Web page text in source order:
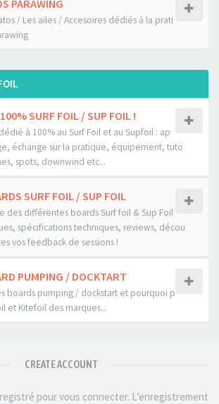
PARAWING
/ Les ailes / Accesoires dédiés à la prati
SURF FOIL / SUP FOIL !
à 100% au Surf Foil et au Supfoil : ap
échange sur la pratique, équipement, tuto
spots, downwind etc...
SURF FOIL / SUP FOIL
des différentes boards Surf foil & Sup Foil
spécifications techniques, reviews, décou
vos feedback de sessions !
PUMPING / DOCKTART
boards pumping / dockstart et pourquoi p
et Kitefoil des marques...
CREATE ACCOUNT
pour vous connecter. L’enregistrement